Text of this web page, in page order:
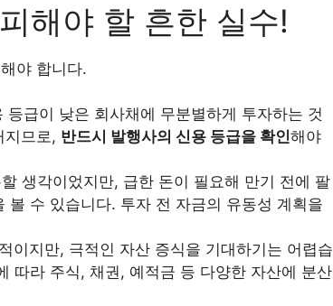
해야 할 흔한 실수!
야 합니다.
등급이 낮은 회사채에 무분별하게 투자하는 것
지므로, 반드시 발행사의 신용 등급을 확인해야
생각이었지만, 급한 돈이 필요해 만기 전에 팔
볼 수 있습니다. 투자 전 자금의 유동성 계획을
이지만, 극적인 자산 증식을 기대하기는 어렵습
따라 주식, 채권, 예적금 등 다양한 자산에 분산